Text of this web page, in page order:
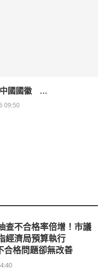
中國國徽 ...
09:50
查不合格率倍增！市議
經濟局預算執行
合格問題卻無改善